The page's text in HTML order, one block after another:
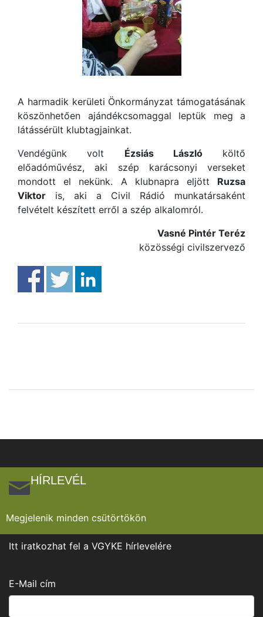
A harmadik kerületi Önkormányzat támogatásának
köszönhetően ajándékcsomaggal leptük meg a
látássérült klubtagjainkat.
Vendégünk volt Ézsiás Lászlóköltő
előadóművész, aki szép karácsonyi verseket
mondott el nekünk. A klubnapra eljött Ruzsa
Viktor is, aki a Civil Rádió munkatársaként
felvételt készített erről a szép alkalomról.
Vasné Pintér Teréz
közösségi civilszervező
HÍRLEVÉL
Megjelenik minden csütörtökön
Itt iratkozhat fel a VGYKE hírlevelére
E-Mail cím